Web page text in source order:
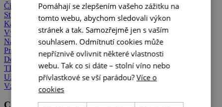
Činnosti a služby CCRJM
Strategie a koncepce
Kariéra
Výroční zprávy
Naši partneři
Projekty
Destinační managementy oblastí
TIC
Užitečné odkazy
Vzdělávání pro veřejnost
Pomáhají se zlepšením vašeho zážitku na
tomto webu, abychom sledovali výkon
stránek a tak. Samozřejmě jen s vaším
souhlasem. Odmítnutí cookies může
nepříznivě ovlivnit některé vlastnosti
webu. Tak co si dáte – stolní víno nebo
přívlastkové se vší parádou? Více o
cookies